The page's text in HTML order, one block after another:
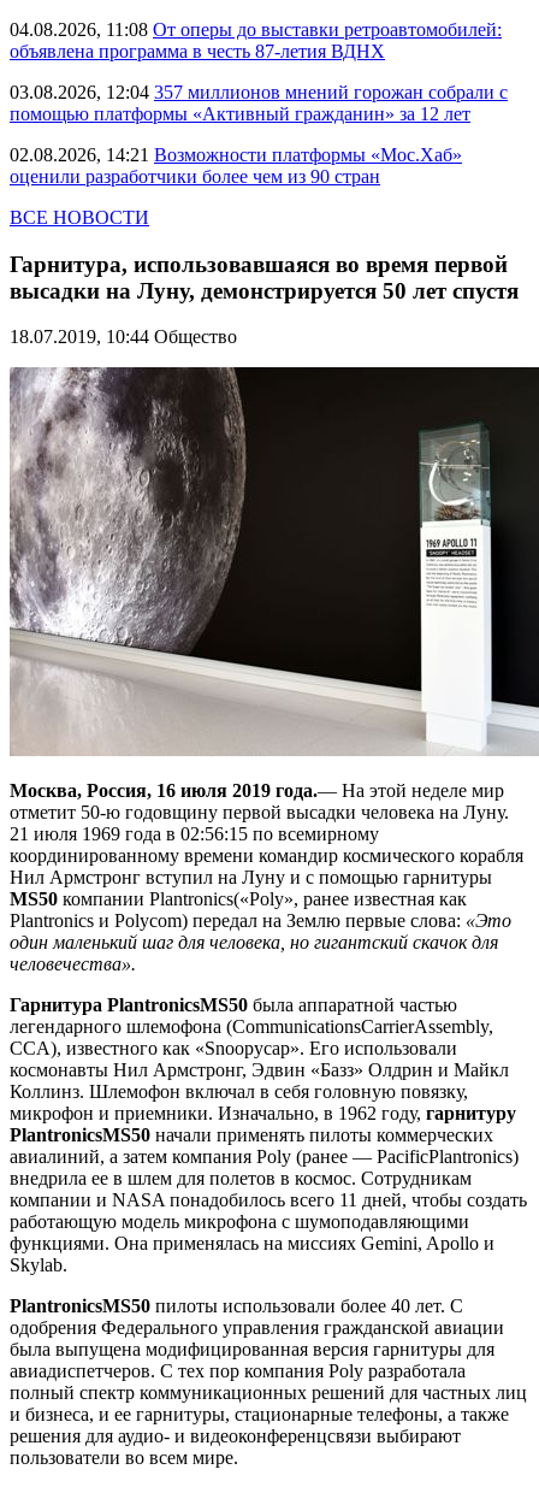
04.08.2026, 11:08 От оперы до выставки ретроавтомобилей:
объявлена программа в честь 87-летия ВДНХ
03.08.2026, 12:04 357 миллионов мнений горожан собрали с
помощью платформы «Активный гражданин» за 12 лет
02.08.2026, 14:21 Возможности платформы «Мос.Хаб»
оценили разработчики более чем из 90 стран
ВСЕ НОВОСТИ
Гарнитура, использовавшаяся во время первой
высадки на Луну, демонстрируется 50 лет спустя
18.07.2019, 10:44 Общество
Москва, Россия, 16 июля 2019 года.— На этой неделе мир
отметит 50-ю годовщину первой высадки человека на Луну.
21 июля 1969 года в 02:56:15 по всемирному
координированному времени командир космического корабля
Нил Армстронг вступил на Луну и с помощью гарнитуры
MS50 компании Plantronics(«Poly», ранее известная как
Plantronics и Polycom) передал на Землю первые слова: «Это
один маленький шаг для человека, но гигантский скачок для
человечества».
Гарнитура PlantronicsMS50 была аппаратной частью
легендарного шлемофона (CommunicationsCarrierAssembly,
CCA), известного как «Snoopycap». Его использовали
космонавты Нил Армстронг, Эдвин «Базз» Олдрин и Майкл
Коллинз. Шлемофон включал в себя головную повязку,
микрофон и приемники. Изначально, в 1962 году, гарнитуру
PlantronicsMS50 начали применять пилоты коммерческих
авиалиний, а затем компания Poly (ранее — PacificPlantronics)
внедрила ее в шлем для полетов в космос. Сотрудникам
компании и NASA понадобилось всего 11 дней, чтобы создать
работающую модель микрофона с шумоподавляющими
функциями. Она применялась на миссиях Gemini, Apollo и
Skylab.
PlantronicsMS50 пилоты использовали более 40 лет. С
одобрения Федерального управления гражданской авиации
была выпущена модифицированная версия гарнитуры для
авиадиспетчеров. С тех пор компания Poly разработала
полный спектр коммуникационных решений для частных лиц
и бизнеса, и ее гарнитуры, стационарные телефоны, а также
решения для аудио- и видеоконференцсвязи выбирают
пользователи во всем мире.